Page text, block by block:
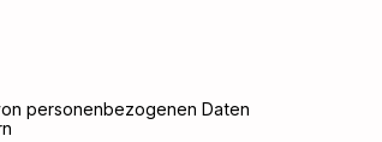
personenbezogenen Daten